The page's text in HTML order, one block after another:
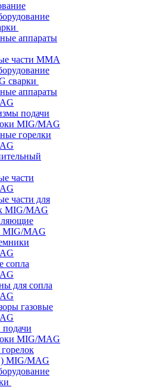
аппараты
части MMA
сварки
аппараты
подачи
MIG/MAG
горелки
части
части для
MIG/MAG
MIG/MAG
сопла
для сопла
газовые
MIG/MAG
MIG/MAG